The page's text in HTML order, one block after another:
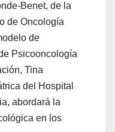
Benet, de la
de Oncología
de
Psicooncología
Tina
del Hospital
abordará la
en los